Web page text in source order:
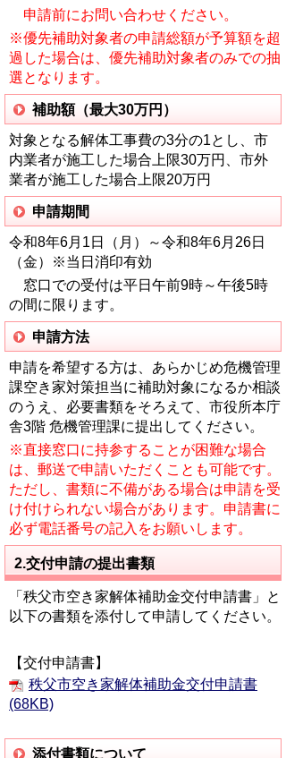
申請前にお問い合わせくださ い。
※優先補助対象者の申請総額が予算額を超
過した場合は、優先補助対象者のみでの抽
選となります。
補助額（最大30万円）
対象となる解体工事費の3分の1とし、市
内業者が施工した場合上限30万円、市外
業者が施工した場合上限20万円
申請期間
令和8年6月1日（月）～令和8年6月26日
（金）※当日消印有効
窓口での受付は平日午前9時～午後5時
の間に限ります。
申請方法
申請を希望する方は、あらかじめ危機管理
課空き家対策担当に補助対象になるか相談
のうえ、必要書類をそろえて、市役所本庁
舎3階 危機管理課に提出してください。
※直接窓口に持参することが困難な場合
は、郵送で申請いただくことも可能です。
ただし、書類に不備がある場合は申請を受
け付けられない場合があります。 申請書に
必ず電話番号の記入をお願いします。
2.交付申請の提出書類
「秩父市空き家解体補助金交付申請書」と
以下の書類を添付して申請してください。
【交付申請書】
秩父市空き家解体補助金交付申請書
(68KB)
添付書類について